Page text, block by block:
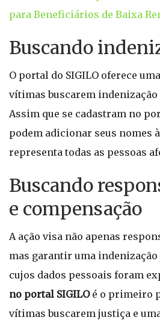
para Beneficiários de Baixa
Buscando
O portal do SIGILO oferece
vítimas buscarem indenização
Assim que se cadastram no
podem adicionar seus nomes
representa todas as pessoas
Buscando
e compensação
A ação visa não apenas
mas garantir uma indenização
cujos dados pessoais foram
no portal SIGILOé o primeiro
vítimas buscarem justiça e